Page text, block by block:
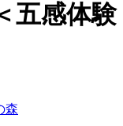
五感体験